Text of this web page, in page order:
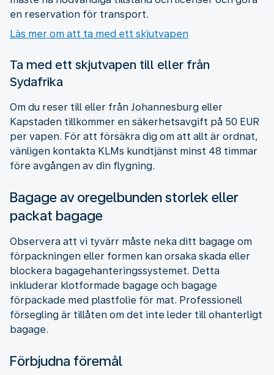
en reservation för transport.
Läs mer om att ta med ett skjutvapen
Ta med ett skjutvapen till eller från
Sydafrika
Om du reser till eller från Johannesburg eller
Kapstaden tillkommer en säkerhetsavgift på 50 EUR
per vapen. För att försäkra dig om att allt är ordnat,
vänligen kontakta KLMs kundtjänst minst 48 timmar
före avgången av din flygning.
Bagage av oregelbunden storlek eller
packat bagage
Observera att vi tyvärr måste neka ditt bagage om
förpackningen eller formen kan orsaka skada eller
blockera bagagehanteringssystemet. Detta
inkluderar klotformade bagage och bagage
förpackade med plastfolie för mat. Professionell
försegling är tillåten om det inte leder till ohanterligt
bagage.
Förbjudna föremål